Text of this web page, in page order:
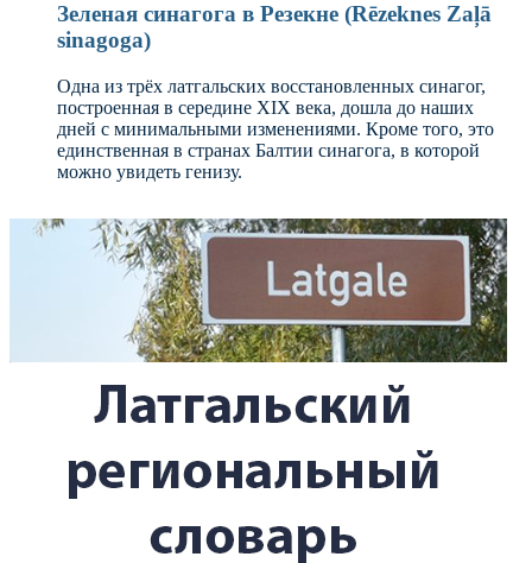
Зеленая синагога в Резекне (Rēzeknes Zaļā
sinagoga)
Одна из трёх латгальских восстановленных синагог,
построенная в середине XIX века, дошла до наших
дней с минимальными изменениями. Кроме того, это
единственная в странах Балтии синагога, в которой
можно увидеть генизу.